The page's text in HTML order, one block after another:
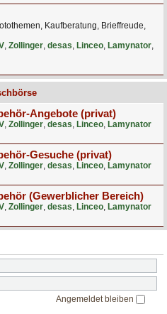
Kaufberatung, Brieffreude,
, Zollinger, desas, Linceo, Lamynator,
Angebote (privat)
, Zollinger, desas, Linceo, Lamynator
Gesuche (privat)
, Zollinger, desas, Linceo, Lamynator
(Gewerblicher Bereich)
, Zollinger, desas, Linceo, Lamynator
Angemeldet bleiben